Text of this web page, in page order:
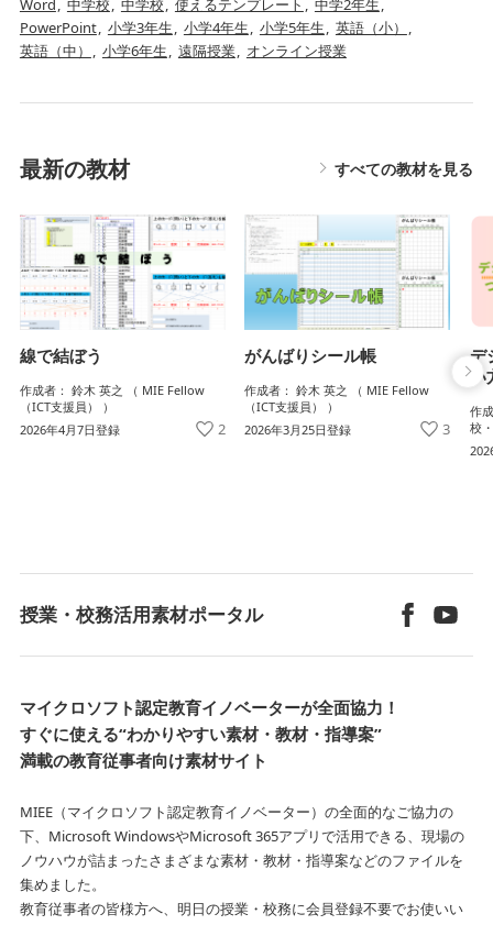
PowerPoint 小学3年生 小学4年生 小学5年生
英語（小）
英語（中）
小学6年生 遠隔授業 オンライン授業
最新の教材 すべての教材を見る
線で結ぼう
作成者： 鈴木 英之 （ MIE Fellow
（ICT支援員） ）
2026年4月7日登録
2
がんばりシール帳
作成者： 鈴木 英之 （ MIE Fellow
（ICT支援員） ）
2026年3月25日登録
3
デ
い
作
校
授業・校務活用素材ポータル
マイクロソフト認定教育イノベーターが全面協力！
すぐに使える“わかりやすい素材・教材・指導案”
満載の教育従事者向け素材サイト
MIEE（マイクロソフト認定教育イノベーター）の全面的なご協力の
下、Microsoft WindowsやMicrosoft 365アプリで活用できる、 現場の
ノウハウが詰まったさまざまな素材・教材・指導案などのファイルを
集めました。
教育従事者の皆様方へ、明日の授業・校務に会員登録不要でお使いい